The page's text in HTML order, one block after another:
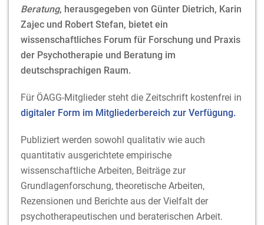
Beratung, herausgegeben von Günter Dietrich, Karin
Zajec und Robert Stefan, bietet ein
wissenschaftliches Forum für Forschung und Praxis
der Psychotherapie und Beratung im
deutschsprachigen Raum.
Für ÖAGG-Mitglieder steht die Zeitschrift kostenfrei in
digitaler Form im Mitgliederbereich zur Verfügung.
Publiziert werden sowohl qualitativ wie auch
quantitativ ausgerichtete empirische
wissenschaftliche Arbeiten, Beiträge zur
Grundlagenforschung, theoretische Arbeiten,
Rezensionen und Berichte aus der Vielfalt der
psychotherapeutischen und beraterischen Arbeit.